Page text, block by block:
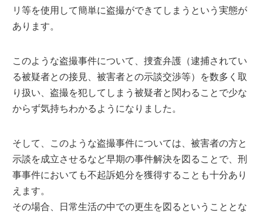
リ等を使用して簡単に盗撮ができてしまうという実態が
あります。
このような盗撮事件について、捜査弁護（逮捕されてい
る被疑者との接見、被害者との示談交渉等）を数多く取
り扱い、盗撮を犯してしまう被疑者と関わることで少な
からず気持ちわかるようになりました。
そして、このような盗撮事件については、被害者の方と
示談を成立させるなど早期の事件解決を図ることで、刑
事事件においても不起訴処分を獲得することも十分あり
えます。
その場合、日常生活の中での更生を図るということとな